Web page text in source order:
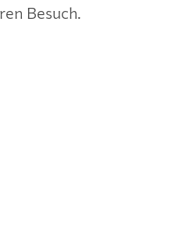
Besuch.